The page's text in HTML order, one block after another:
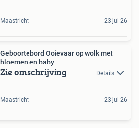
Maastricht 23 jul 26
Geboortebord Ooievaar op wolk met
bloemen en baby
Zie omschrijving Details
Maastricht 23 jul 26